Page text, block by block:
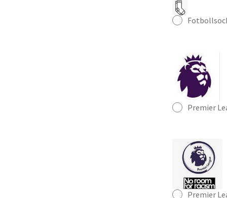
Premier
Premier